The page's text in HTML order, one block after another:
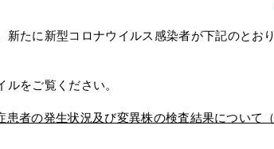
たに新型コロナウイルス感染者が下記のとお
をご覧ください。
患者の発生状況及び変異株の検査結果について